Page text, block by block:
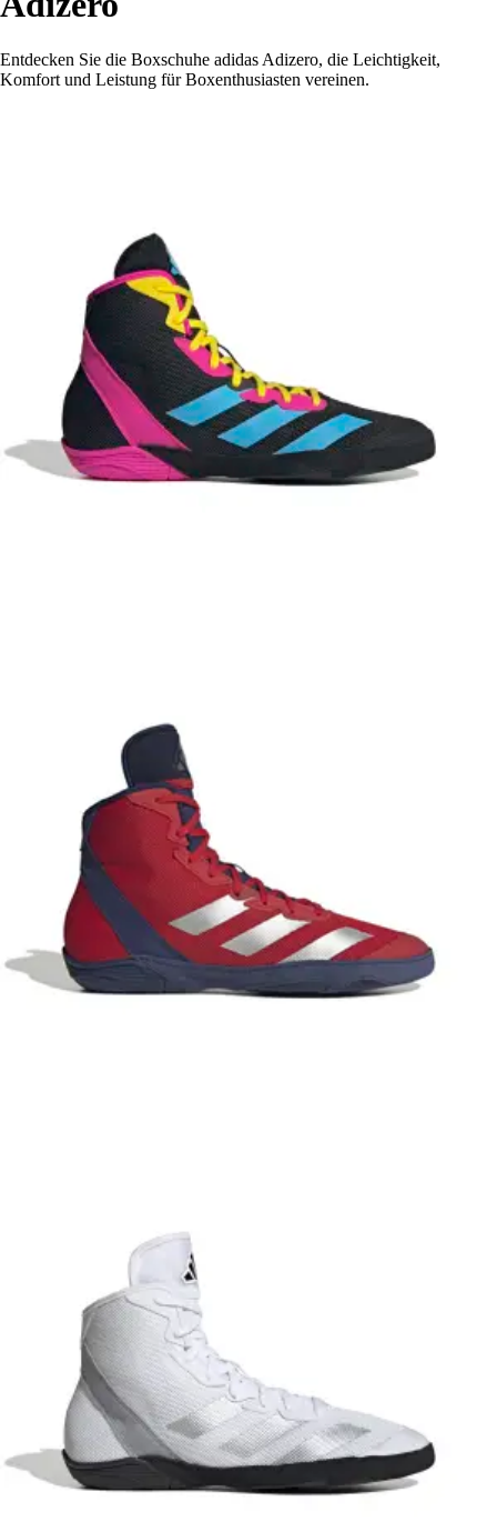
Entdecken Sie die Boxschuhe adidas Adizero, die Leichtigkeit,
Komfort und Leistung für Boxenthusiasten vereinen.